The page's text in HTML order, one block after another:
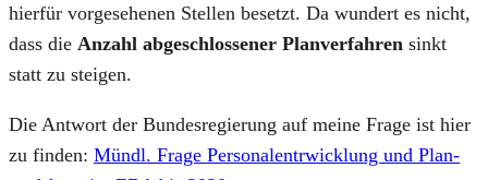
hier­für vor­ge­se­he­nen Stel­len besetzt. Da wun­dert es nicht,
dass die Anzahl abge­schlos­se­ner Plan­ver­fah­ren sinkt
statt zu stei­gen.
Die Ant­wort der Bun­des­re­gie­rung auf mei­ne Fra­ge ist hier
zu fin­den: Mündl. Fra­ge Per­so­nalen­trwick­lung und Plan­